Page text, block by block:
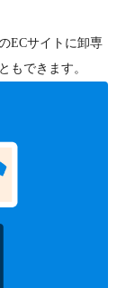
ECサイトに卸専
もできます。